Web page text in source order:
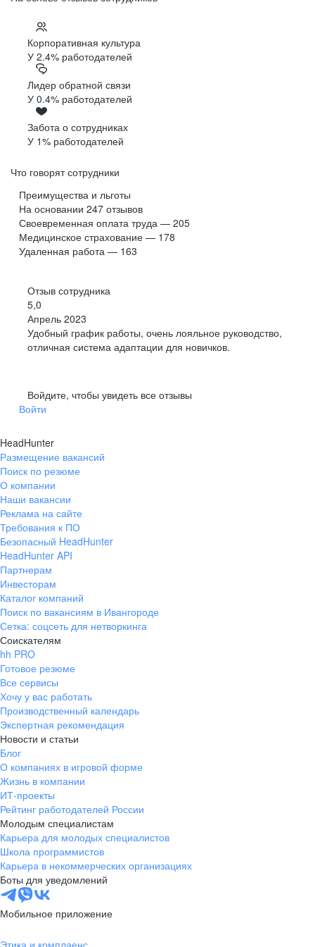
Корпоративная культура
У 2.4% работодателей
Лидер обратной связи
У 0.4% работодателей
Забота о сотрудниках
У 1% работодателей
Что говорят сотрудники
Преимущества и льготы
На основании 247 отзывов
Своевременная оплата труда — 205
Медицинское страхование — 178
Удаленная работа — 163
Отзыв сотрудника
5,0
Апрель 2023
Удобный график работы, очень лояльное руководство,
отличная система адаптации для новичков.
Войдите, чтобы увидеть все отзывы
Войти
HeadHunter
Размещение вакансий
Поиск по резюме
О компании
Наши вакансии
Реклама на сайте
Требования к ПО
Безопасный HeadHunter
HeadHunter API
Партнерам
Инвесторам
Каталог компаний
Поиск по вакансиям в Ивангороде
Сетка: соцсеть для нетворкинга
Соискателям
hh PRO
Готовое резюме
Все сервисы
Хочу у вас работать
Производственный календарь
Экспертная рекомендация
Новости и статьи
Блог
О компаниях в игровой форме
Жизнь в компании
ИТ-проекты
Рейтинг работодателей России
Молодым специалистам
Карьера для молодых специалистов
Школа программистов
Карьера в некоммерческих организациях
Боты для уведомлений
Мобильное приложение